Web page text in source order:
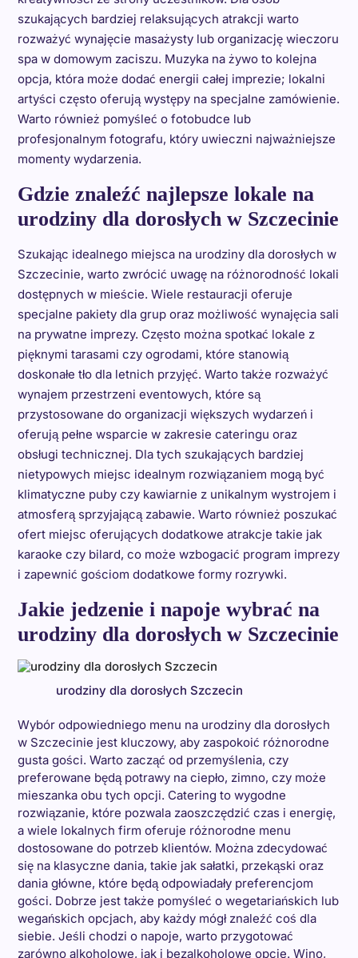
szukających bardziej relaksujących atrakcji warto
rozważyć wynajęcie masażysty lub organizację wieczoru
spa w domowym zaciszu. Muzyka na żywo to kolejna
opcja, która może dodać energii całej imprezie; lokalni
artyści często oferują występy na specjalne zamówienie.
Warto również pomyśleć o fotobudce lub
profesjonalnym fotografu, który uwieczni najważniejsze
momenty wydarzenia.
Gdzie znaleźć najlepsze lokale na
urodziny dla dorosłych w Szczecinie
Szukając idealnego miejsca na urodziny dla dorosłych w
Szczecinie, warto zwrócić uwagę na różnorodność lokali
dostępnych w mieście. Wiele restauracji oferuje
specjalne pakiety dla grup oraz możliwość wynajęcia sali
na prywatne imprezy. Często można spotkać lokale z
pięknymi tarasami czy ogrodami, które stanowią
doskonałe tło dla letnich przyjęć. Warto także rozważyć
wynajem przestrzeni eventowych, które są
przystosowane do organizacji większych wydarzeń i
oferują pełne wsparcie w zakresie cateringu oraz
obsługi technicznej. Dla tych szukających bardziej
nietypowych miejsc idealnym rozwiązaniem mogą być
klimatyczne puby czy kawiarnie z unikalnym wystrojem i
atmosferą sprzyjającą zabawie. Warto również poszukać
ofert miejsc oferujących dodatkowe atrakcje takie jak
karaoke czy bilard, co może wzbogacić program imprezy
i zapewnić gościom dodatkowe formy rozrywki.
Jakie jedzenie i napoje wybrać na
urodziny dla dorosłych w Szczecinie
urodziny dla dorosłych Szczecin
Wybór odpowiedniego menu na urodziny dla dorosłych
w Szczecinie jest kluczowy, aby zaspokoić różnorodne
gusta gości. Warto zacząć od przemyślenia, czy
preferowane będą potrawy na ciepło, zimno, czy może
mieszanka obu tych opcji. Catering to wygodne
rozwiązanie, które pozwala zaoszczędzić czas i energię,
a wiele lokalnych firm oferuje różnorodne menu
dostosowane do potrzeb klientów. Można zdecydować
się na klasyczne dania, takie jak sałatki, przekąski oraz
dania główne, które będą odpowiadały preferencjom
gości. Dobrze jest także pomyśleć o wegetariańskich lub
wegańskich opcjach, aby każdy mógł znaleźć coś dla
siebie. Jeśli chodzi o napoje, warto przygotować
zarówno alkoholowe, jak i bezalkoholowe opcje. Wino,